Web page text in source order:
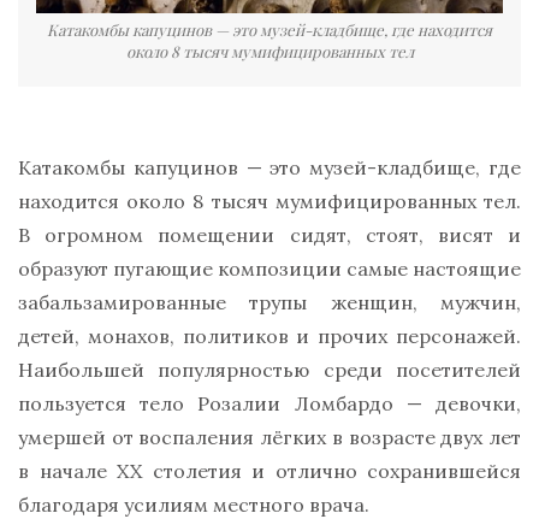
Катакомбы капуцинов — это музей-кладбище, где находится
около 8 тысяч мумифицированных тел
Катакомбы капуцинов — это музей-кладбище, где
находится около 8 тысяч мумифицированных тел.
В огромном помещении сидят, стоят, висят и
образуют пугающие композиции самые настоящие
забальзамированные трупы женщин, мужчин,
детей, монахов, политиков и прочих персонажей.
Наибольшей популярностью среди посетителей
пользуется тело Розалии Ломбардо — девочки,
умершей от воспаления лёгких в возрасте двух лет
в начале XX столетия и отлично сохранившейся
благодаря усилиям местного врача.